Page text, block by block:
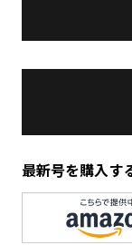
最新号を購入す